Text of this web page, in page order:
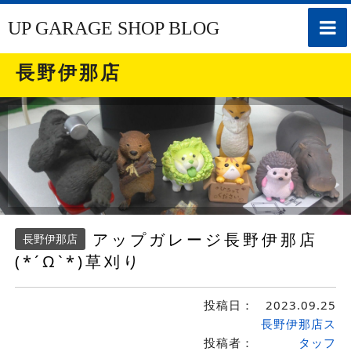
toggle
UP GARAGE SHOP BLOG
長野伊那店
長野伊那店
アップガレージ長野伊那店
(*´Ω`*)草刈り
投稿日： 2023.09.25
投稿者：
長野伊那店ス
タッフ